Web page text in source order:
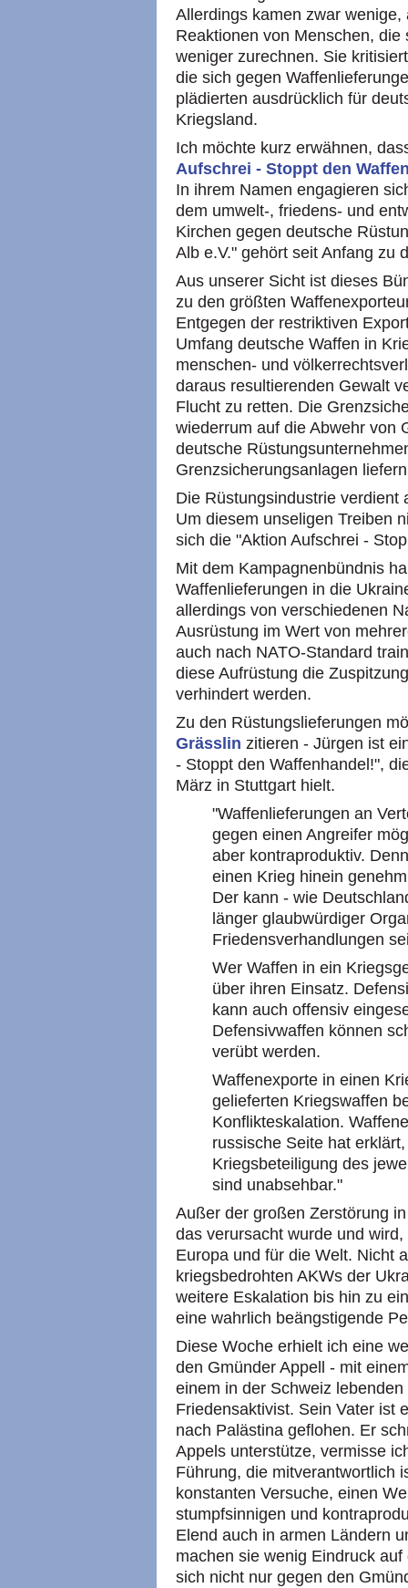
Allerdings kamen zwar
Reaktionen von Menschen,
weniger zurechnen. Sie
die sich gegen
plädierten ausdrücklich für
Kriegsland.
Ich möchte kurz erwähnen,
Aufschrei - Stoppt den
In ihrem Namen engagieren
dem umwelt-, friedens- und
Kirchen gegen deutsche
Alb e.V." gehört seit Anfang zu
Aus unserer Sicht ist dieses
zu den größten
Entgegen der restriktiven
Umfang deutsche Waffen in
menschen- und
daraus resultierenden Gewalt
Flucht zu retten. Die
wiederrum auf die Abwehr von
deutsche
Grenzsicherungsanlagen
Die Rüstungsindustrie verdient
Um diesem unseligen Treiben
sich die "Aktion Aufschrei -
Mit dem Kampagnenbündnis
Waffenlieferungen in die
allerdings von verschiedenen
Ausrüstung im Wert von
auch nach NATO-Standard
diese Aufrüstung die
verhindert werden.
Zu den Rüstungslieferungen
Grässlin zitieren - Jürgen ist
- Stoppt den Waffenhandel!",
März in Stuttgart hielt.
"Waffenlieferungen an
gegen einen Angreifer
aber kontraproduktiv.
einen Krieg hinein
Der kann - wie
länger glaubwürdiger
Friedensverhandlungen
Wer Waffen in ein
über ihren Einsatz.
kann auch offensiv
Defensivwaffen können
verübt werden.
Waffenexporte in einen
gelieferten Kriegswaffen
Konflikteskalation.
russische Seite hat
Kriegsbeteiligung des
sind unabsehbar."
Außer der großen Zerstörung
das verursacht wurde und
Europa und für die Welt. Nicht
kriegsbedrohten AKWs der
weitere Eskalation bis hin zu
eine wahrlich beängstigende
Diese Woche erhielt ich eine
den Gmünder Appell - mit
einem in der Schweiz
Friedensaktivist. Sein Vater ist
nach Palästina geflohen. Er
Appels unterstütze, vermisse
Führung, die mitverantwortlich
konstanten Versuche, einen
stumpfsinnigen und
Elend auch in armen Ländern
machen sie wenig Eindruck
sich nicht nur gegen den